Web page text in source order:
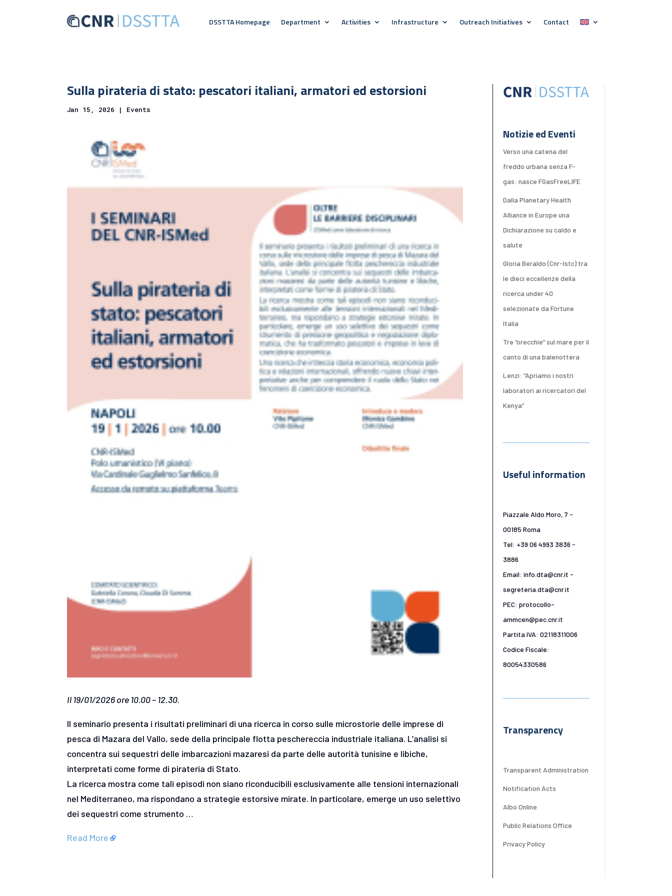
DSSTTA Homepage Department Activities Infrastructure Outreach Initiatives Contact
Sulla pirateria di stato: pescatori italiani, armatori ed estorsioni
Jan 15, 2026 | Events
Il 19/01/2026 ore 10.00 – 12.30.
Il seminario presenta i risultati preliminari di una ricerca in corso sulle microstorie delle imprese di
pesca di Mazara del Vallo, sede della principale flotta peschereccia industriale italiana. L’analisi si
concentra sui sequestri delle imbarcazioni mazaresi da parte delle autorità tunisine e libiche,
interpretati come forme di pirateria di Stato.
La ricerca mostra come tali episodi non siano riconducibili esclusivamente alle tensioni internazionali
nel Mediterraneo, ma rispondano a strategie estorsive mirate. In particolare, emerge un uso selettivo
dei sequestri come strumento …
Read More
Notizie ed Eventi
Verso una catena del
freddo urbana senza F-
gas: nasce FGasFreeLIFE
Dalla Planetary Health
Alliance in Europe una
Dichiarazione su caldo e
salute
Gloria Beraldo (Cnr-Istc) tra
le dieci eccellenze della
ricerca under 40
selezionate da Fortune
Italia
Tre “orecchie” sul mare per il
canto di una balenottera
Lenzi: “Apriamo i nostri
laboratori ai ricercatori del
Kenya”
Useful information
Piazzale Aldo Moro, 7 -
00185 Roma
Tel: +39 06 4993 3836 -
3886
Email: info.dta@cnr.it -
segreteria.dta@cnr.it
PEC: protocollo-
ammcen@pec.cnr.it
Partita IVA: 02118311006
Codice Fiscale:
80054330586
Transparency
Transparent Administration
Notification Acts
Albo Online
Public Relations Office
Privacy Policy